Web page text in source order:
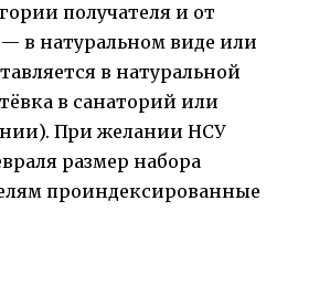
получателя и от
в натуральном виде или
в натуральной
в санаторий или
При желании НСУ
размер набора
проиндексированные